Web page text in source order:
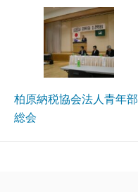
柏原納税協会法人青年部
総会